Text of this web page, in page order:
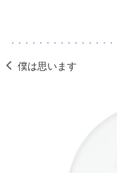
僕は思います